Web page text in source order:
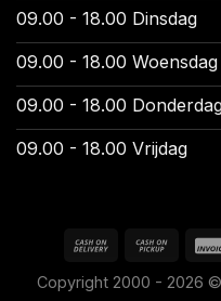
09.00 - 18.00 Dinsdag
09.00 - 18.00 Woensdag
09.00 - 18.00
09.00 - 18.00 Vrijdag
Copyright 2000 - 2026 ©